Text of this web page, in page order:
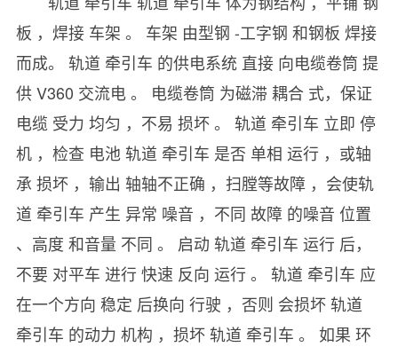
板 ，焊接 车架 。 车架 由型钢 -工字钢 和钢板 焊接
而成。 轨道 牵引车 的供电系统 直接 向电缆卷筒 提
供 V360 交流电 。 电缆卷筒 为磁滞 耦合 式，保证
电缆 受力 均匀 ，不易 损坏 。 轨道 牵引车 立即 停
机 ，检查 电池 轨道 牵引车 是否 单相 运行 ，或轴
承 损坏 ，输出 轴轴不正确 ，扫膛等故障 ，会使轨
道 牵引车 产生 异常 噪音 ，不同 故障 的噪音 位置
、高度 和音量 不同 。 启动 轨道 牵引车 运行 后，
不要 对平车 进行 快速 反向 运行 。 轨道 牵引车 应
在一个方向 稳定 后换向 行驶 ，否则 会损坏 轨道
牵引车 的动力 机构 ，损坏 轨道 牵引车 。 如果 环